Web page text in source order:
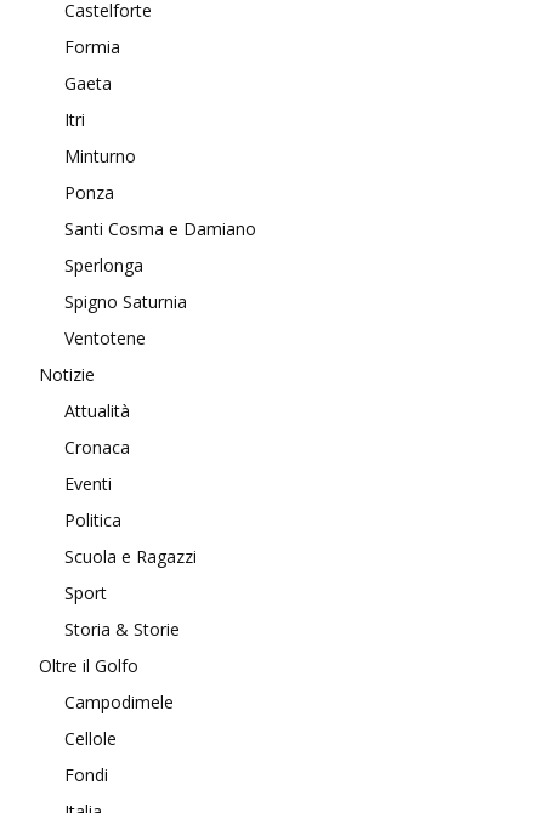
Castelforte
Formia
Gaeta
Itri
Minturno
Ponza
Santi Cosma e Damiano
Sperlonga
Spigno Saturnia
Ventotene
Notizie
Attualità
Cronaca
Eventi
Politica
Scuola e Ragazzi
Sport
Storia & Storie
Oltre il Golfo
Campodimele
Cellole
Fondi